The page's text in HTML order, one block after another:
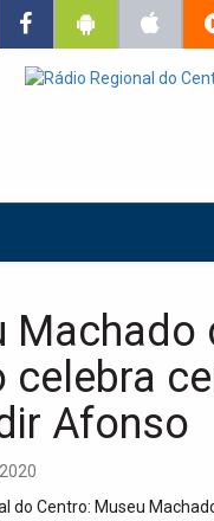
Machado
celebra
Afonso